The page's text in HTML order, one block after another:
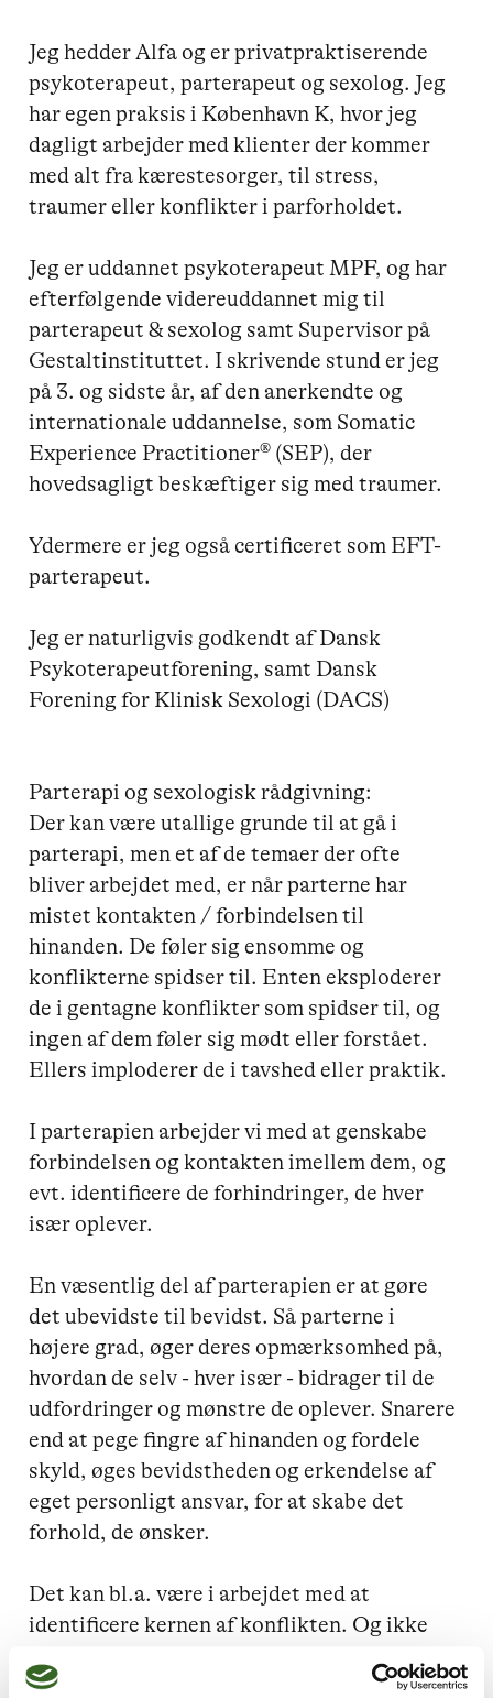
Jeg hedder Alfa og er privatpraktiserende
psykoterapeut, parterapeut og sexolog. Jeg
har egen praksis i København K, hvor jeg
dagligt arbejder med klienter der kommer
med alt fra kærestesorger, til stress,
traumer eller konflikter i parforholdet.
Jeg er uddannet psykoterapeut MPF, og har
efterfølgende videreuddannet mig til
parterapeut & sexolog samt Supervisor på
Gestaltinstituttet. I skrivende stund er jeg
på 3. og sidste år, af den anerkendte og
internationale uddannelse, som Somatic
Experience Practitioner® (SEP), der
hovedsagligt beskæftiger sig med traumer.
Ydermere er jeg også certificeret som EFT-
parterapeut.
Jeg er naturligvis godkendt af Dansk
Psykoterapeutforening, samt Dansk
Forening for Klinisk Sexologi (DACS)
Parterapi og sexologisk rådgivning:
Der kan være utallige grunde til at gå i
parterapi, men et af de temaer der ofte
bliver arbejdet med, er når parterne har
mistet kontakten / forbindelsen til
hinanden. De føler sig ensomme og
konflikterne spidser til. Enten eksploderer
de i gentagne konflikter som spidser til, og
ingen af dem føler sig mødt eller forstået.
Ellers imploderer de i tavshed eller praktik.
I parterapien arbejder vi med at genskabe
forbindelsen og kontakten imellem dem, og
evt. identificere de forhindringer, de hver
især oplever.
En væsentlig del af parterapien er at gøre
det ubevidste til bevidst. Så parterne i
højere grad, øger deres opmærksomhed på,
hvordan de selv - hver især - bidrager til de
udfordringer og mønstre de oplever. Snarere
end at pege fingre af hinanden og fordele
skyld, øges bevidstheden og erkendelse af
eget personligt ansvar, for at skabe det
forhold, de ønsker.
Det kan bl.a. være i arbejdet med at
identificere kernen af konflikten. Og ikke
ødelæggende kædereaktioner i konflikterne,